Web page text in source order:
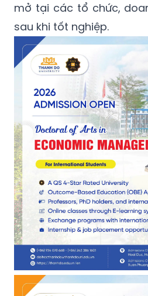
mở tại các tổ chức,
sau khi tốt nghiệp.